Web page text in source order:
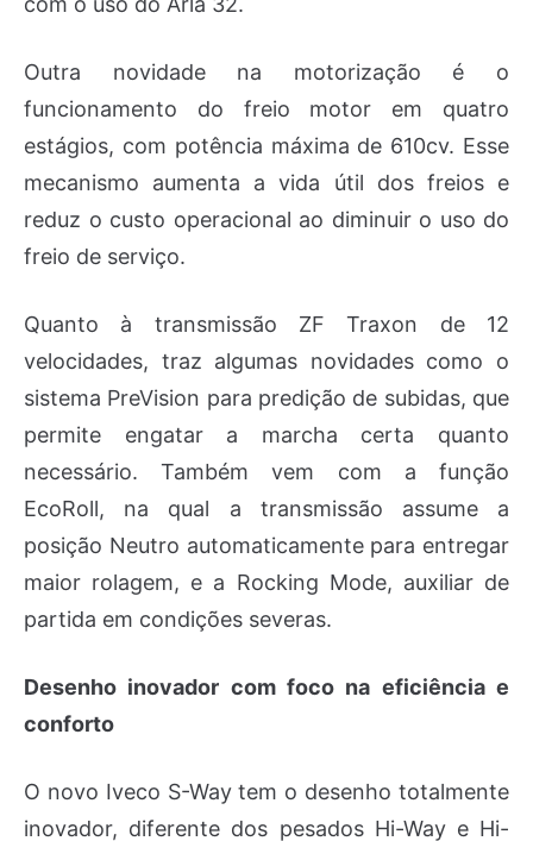
Outra novidade na motorização é o
funcionamento do freio motor em quatro
estágios, com potência máxima de 610cv. Esse
mecanismo aumenta a vida útil dos freios e
reduz o custo operacional ao diminuir o uso do
freio de serviço.
Quanto à transmissão ZF Traxon de 12
velocidades, traz algumas novidades como o
sistema PreVision para predição de subidas, que
permite engatar a marcha certa quanto
necessário. Também vem com a função
EcoRoll, na qual a transmissão assume a
posição Neutro automaticamente para entregar
maior rolagem, e a Rocking Mode, auxiliar de
partida em condições severas.
Desenho inovador com foco na eficiência e
conforto
O novo Iveco S-Way tem o desenho totalmente
inovador, diferente dos pesados Hi-Way e Hi-